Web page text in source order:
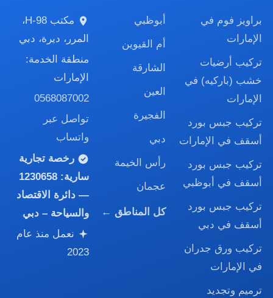
براويز فوم في
الإمارات
تركيب أرضيات
خشب (باركيه) في
الإمارات
تركيب جبس بورد
أسقف في الإمارات
تركيب جبس بورد
أسقف في أبوظبي
تركيب جبس بورد
أسقف في دبي
تركيب ورق جدران
في الإمارات
ترميم وتجديد
أبوظبي
أم القيوين
الشارقة
العين
الفجيرة
دبي
رأس الخيمة
عجمان
كل المناطق ←
مكتب H-98،
المرر، ديرة، دبي
منطقة الخدمة:
الإمارات
0568087002
تواصل عبر
واتساب
رخصة تجارية
سارية:1230658
— دائرة الاقتصاد
والسياحة – دبي
نعمل منذ عام
2023